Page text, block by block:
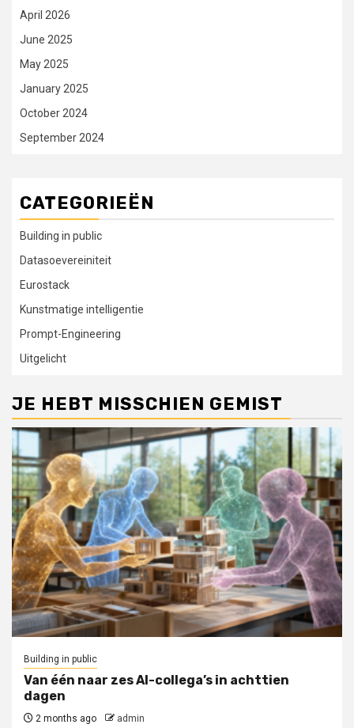
April 2026
June 2025
May 2025
January 2025
October 2024
September 2024
CATEGORIEËN
Building in public
Datasoevereiniteit
Eurostack
Kunstmatige intelligentie
Prompt-Engineering
Uitgelicht
JE HEBT MISSCHIEN GEMIST
Building in public
Van één naar zes AI-collega’s in achttien
dagen
2 months ago admin